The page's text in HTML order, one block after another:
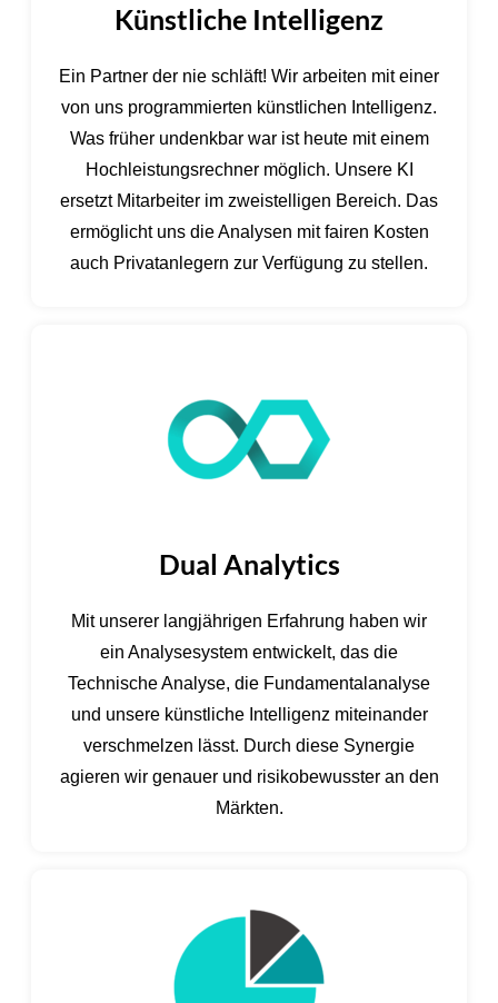
Künstliche Intelligenz
Ein Partner der nie schläft! Wir arbeiten mit einer
von uns programmierten künstlichen Intelligenz.
Was früher undenkbar war ist heute mit einem
Hochleistungsrechner möglich. Unsere KI
ersetzt Mitarbeiter im zweistelligen Bereich. Das
ermöglicht uns die Analysen mit fairen Kosten
auch Privatanlegern zur Verfügung zu stellen.
Dual Analytics
Mit unserer langjährigen Erfahrung haben wir
ein Analysesystem entwickelt, das die
Technische Analyse, die Fundamentalanalyse
und unsere künstliche Intelligenz miteinander
verschmelzen lässt. Durch diese Synergie
agieren wir genauer und risikobewusster an den
Märkten.